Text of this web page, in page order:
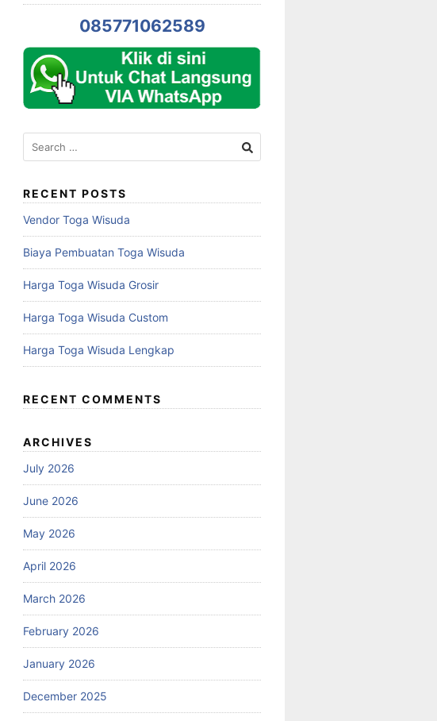
085771062589
Search
for:
RECENT POSTS
Vendor Toga Wisuda
Biaya Pembuatan Toga Wisuda
Harga Toga Wisuda Grosir
Harga Toga Wisuda Custom
Harga Toga Wisuda Lengkap
RECENT COMMENTS
ARCHIVES
July 2026
June 2026
May 2026
April 2026
March 2026
February 2026
January 2026
December 2025